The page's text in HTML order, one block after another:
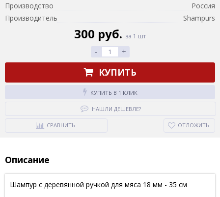
Производство
Россия
Производитель
Shampurs
300 руб. за 1 шт
- +
КУПИТЬ
КУПИТЬ В 1 КЛИК
НАШЛИ ДЕШЕВЛЕ?
СРАВНИТЬ ОТЛОЖИТЬ
Описание
Шампур с деревянной ручкой для мяса 18 мм - 35 см